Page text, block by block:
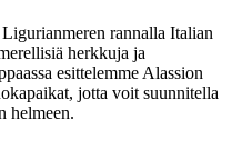
rannalla Italian
herkkuja ja
esittelemme Alassion
jotta voit suunnitella
helmeen.